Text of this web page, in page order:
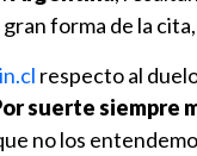
forma de la
respecto al
suerte siempre
no los